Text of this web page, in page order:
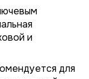
и
для